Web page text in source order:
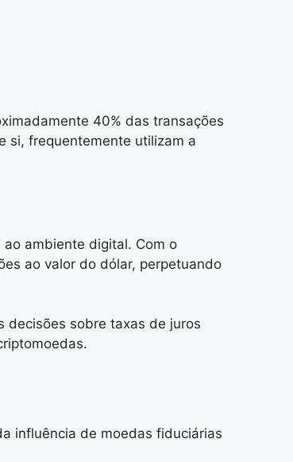
40% das transações
si, frequentemente utilizam a
ambiente digital. Com o
ao valor do dólar, perpetuando
decisões sobre taxas de juros
influência de moedas fiduciárias